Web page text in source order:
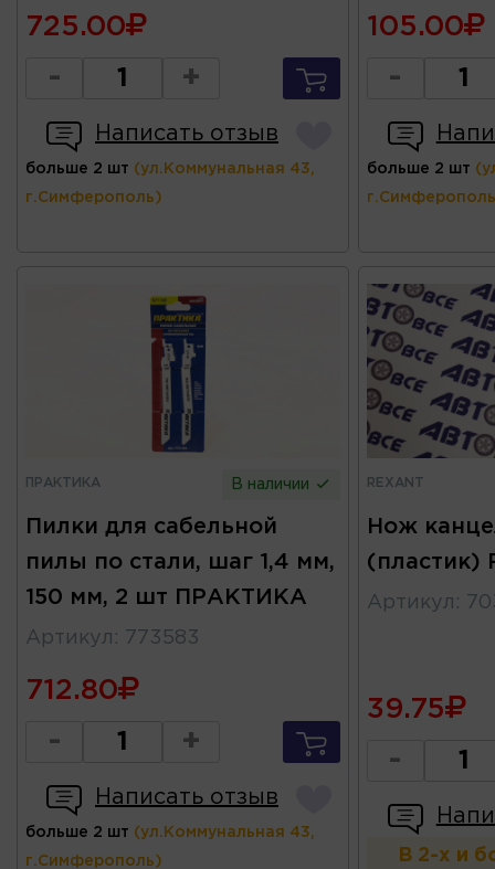
725.00
- +
Написать отзыв
больше 2 шт (ул.Коммунальная 43,
г.Симферополь)
105.00
-
больше 2 шт
ПРАКТИКА В наличии
Пилки для сабельной
пилы по стали, шаг 1,4 мм,
150 мм, 2 шт ПРАКТИКА
Артикул : 773583
712.80
- +
Написать отзыв
больше 2 шт (ул.Коммунальная 43,
г.Симферополь)
REXANT
Нож
(пластик)
Артикул :
39.75
-
В 2-х и